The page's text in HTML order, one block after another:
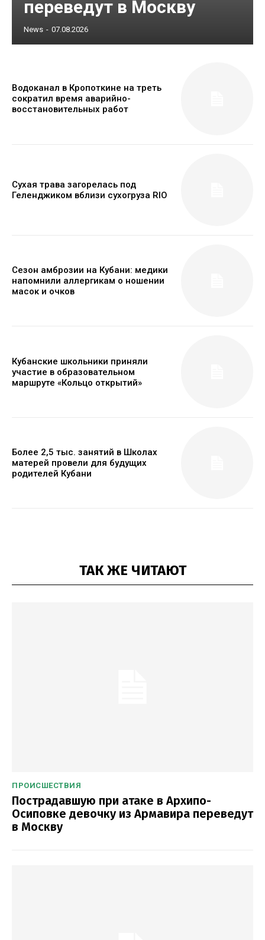
переведут в Москву
News - 07.08.2026
Водоканал в Кропоткине на треть
сократил время аварийно-
восстановительных работ
Сухая трава загорелась под
Геленджиком вблизи сухогруза RIO
Сезон амброзии на Кубани: медики
напомнили аллергикам о ношении
масок и очков
Кубанские школьники приняли
участие в образовательном
маршруте «Кольцо открытий»
Более 2,5 тыс. занятий в Школах
матерей провели для будущих
родителей Кубани
ТАК ЖЕ ЧИТАЮТ
ПРОИСШЕСТВИЯ
Пострадавшую при атаке в Архипо-
Осиповке девочку из Армавира переведут
в Москву